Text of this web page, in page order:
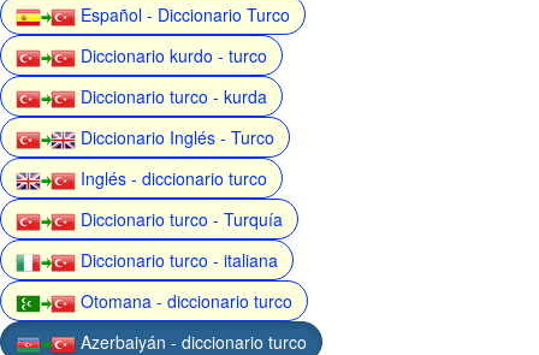
Español - Diccionario Turco
Diccionario kurdo - turco
Diccionario turco - kurda
Diccionario Inglés - Turco
Inglés - diccionario turco
Diccionario turco - Turquía
Diccionario turco - italiana
Otomana - diccionario turco
Azerbaiyán - diccionario turco